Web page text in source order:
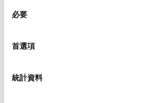
必要
首選項
統計資料
安裝和安裝規範